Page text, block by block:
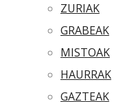
ZURIAK
GRABEAK
MISTOAK
HAURRAK
GAZTEAK